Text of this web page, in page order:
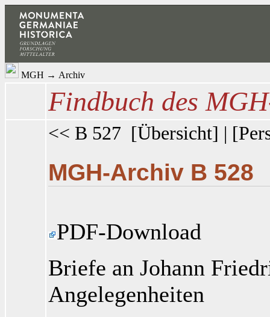
MGH → Archiv
Findbuch des
<< B 527 [Übersicht] | [
MGH-Archiv B 528
PDF-Download
Briefe an Johann
Angelegenheiten